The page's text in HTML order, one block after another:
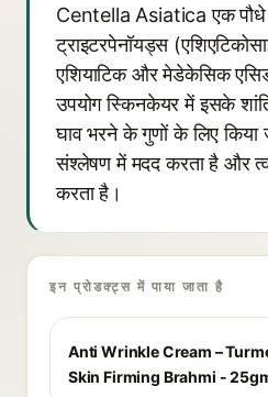
Centella Asiatica एक पौधे
ट्राइटरपेनॉयड्स
एशियाटिक और मेडेकेसिक
उपयोग स्किनकेयर में इसके
घाव भरने के गुणों के लिए
संश्लेषण में मदद करता है और
करता है।
इन प्रोडक्ट्स में पाया जाता है
Anti Wrinkle Cream –
Skin Firming Brahmi -